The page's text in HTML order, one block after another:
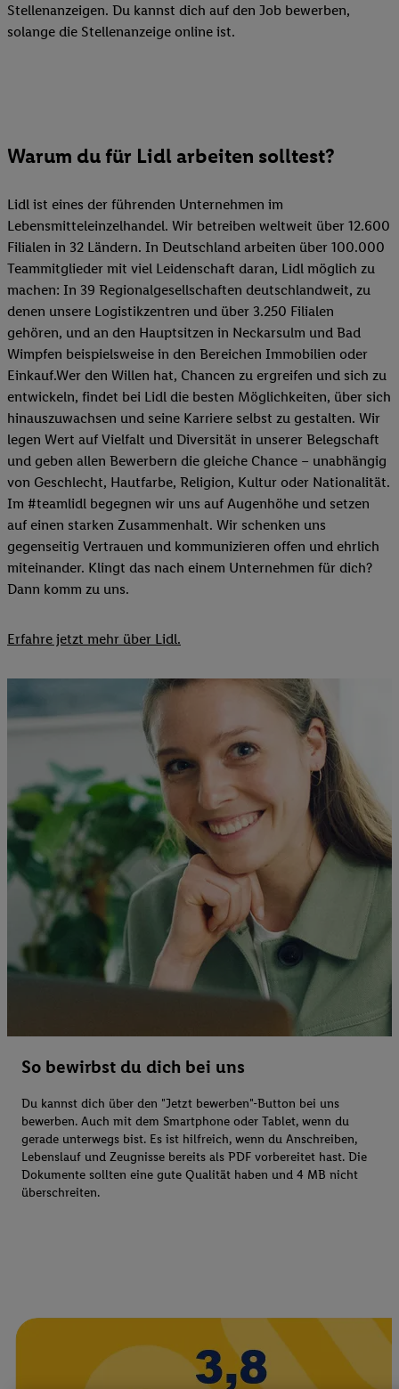
Stellenanzeigen. Du kannst dich auf den Job bewerben,
solange die Stellenanzeige online ist.
Warum du für Lidl arbeiten solltest?
Lidl ist eines der führenden Unternehmen im
Lebensmitteleinzelhandel. Wir betreiben weltweit über 12.600
Filialen in 32 Ländern. In Deutschland arbeiten über 100.000
Teammitglieder mit viel Leidenschaft daran, Lidl möglich zu
machen: In 39 Regionalgesellschaften deutschlandweit, zu
denen unsere Logistikzentren und über 3.250 Filialen
gehören, und an den Hauptsitzen in Neckarsulm und Bad
Wimpfen beispielsweise in den Bereichen Immobilien oder
Einkauf.Wer den Willen hat, Chancen zu ergreifen und sich zu
entwickeln, findet bei Lidl die besten Möglichkeiten, über sich
hinauszuwachsen und seine Karriere selbst zu gestalten. Wir
legen Wert auf Vielfalt und Diversität in unserer Belegschaft
und geben allen Bewerbern die gleiche Chance – unabhängig
von Geschlecht, Hautfarbe, Religion, Kultur oder Nationalität.
Im #teamlidl begegnen wir uns auf Augenhöhe und setzen
auf einen starken Zusammenhalt. Wir schenken uns
gegenseitig Vertrauen und kommunizieren offen und ehrlich
miteinander. Klingt das nach einem Unternehmen für dich?
Dann komm zu uns.​
Erfahre jetzt mehr über Lidl.
So bewirbst du dich bei uns
Du kannst dich über den "Jetzt bewerben"-Button bei uns
bewerben. Auch mit dem Smartphone oder Tablet, wenn du
gerade unterwegs bist. Es ist hilfreich, wenn du Anschreiben,
Lebenslauf und Zeugnisse bereits als PDF vorbereitet hast. Die
Dokumente sollten eine gute Qualität haben und 4 MB nicht
überschreiten.